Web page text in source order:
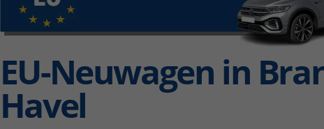
EU-Neuwagen in
Havel